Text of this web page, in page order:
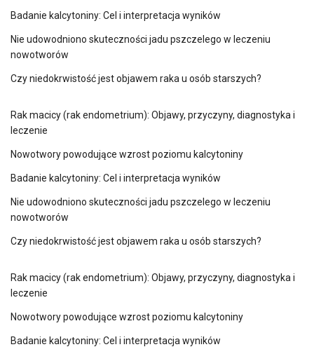
Badanie kalcytoniny: Cel i interpretacja wyników
Nie udowodniono skuteczności jadu pszczelego w leczeniu
nowotworów
Czy niedokrwistość jest objawem raka u osób starszych?
Rak macicy (rak endometrium): Objawy, przyczyny, diagnostyka i
leczenie
Nowotwory powodujące wzrost poziomu kalcytoniny
Badanie kalcytoniny: Cel i interpretacja wyników
Nie udowodniono skuteczności jadu pszczelego w leczeniu
nowotworów
Czy niedokrwistość jest objawem raka u osób starszych?
Rak macicy (rak endometrium): Objawy, przyczyny, diagnostyka i
leczenie
Nowotwory powodujące wzrost poziomu kalcytoniny
Badanie kalcytoniny: Cel i interpretacja wyników